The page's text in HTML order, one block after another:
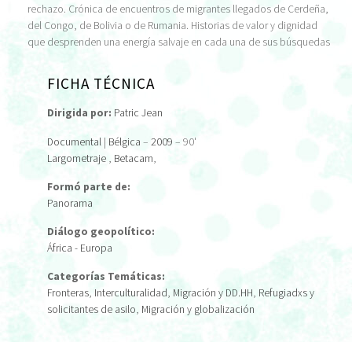
rechazo. Crónica de encuentros de migrantes llegados de Cerdeña,
del Congo, de Bolivia o de Rumania. Historias de valor y dignidad
que desprenden una energía salvaje en cada una de sus búsquedas
FICHA TÉCNICA
Dirigida por: Patric Jean
Documental | Bélgica – 2009 – 90'
Largometraje , Betacam,
Formó parte de:
Panorama
Diálogo geopolítico:
África - Europa
Categorías Temáticas:
Fronteras, Interculturalidad, Migración y DD.HH, Refugiadxs y
solicitantes de asilo, Migración y globalización